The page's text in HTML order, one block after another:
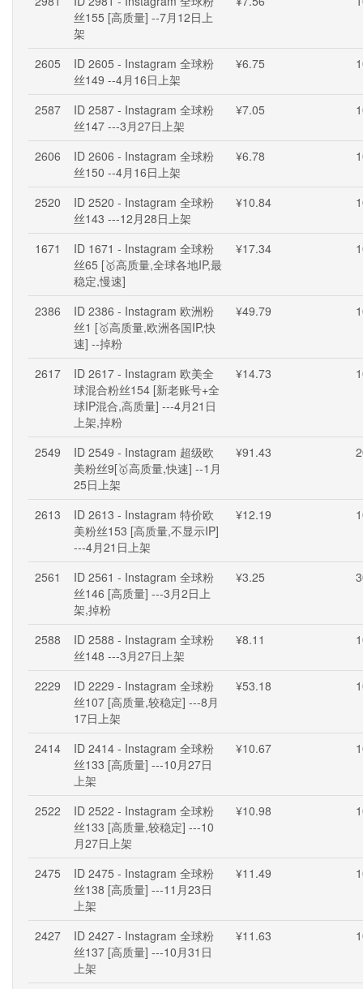
丝155 [高质量] --7月12日上
架
2605
ID 2605 - Instagram 全球粉
丝149 --4月16日上架
¥6.75
2587
ID 2587 - Instagram 全球粉
丝147 ---3月27日上架
¥7.05
2606
ID 2606 - Instagram 全球粉
丝150 --4月16日上架
¥6.78
2520
ID 2520 - Instagram 全球粉
丝143 ---12月28日上架
¥10.84
1671
ID 1671 - Instagram 全球粉
丝65 [🥇高质量,全球各地IP,最
稳定,慢速]
¥17.34
2386
ID 2386 - Instagram 欧洲粉
丝1 [🥇高质量,欧洲各国IP,快
速] --掉粉
¥49.79
2617
ID 2617 - Instagram 欧美全
球混合粉丝154 [新老账号+全
球IP混合,高质量] ---4月21日
上架,掉粉
¥14.73
2549
ID 2549 - Instagram 超级欧
美粉丝9[🥇高质量,快速] --1月
25日上架
¥91.43
2613
ID 2613 - Instagram 特价欧
美粉丝153 [高质量,不显示IP]
---4月21日上架
¥12.19
2561
ID 2561 - Instagram 全球粉
丝146 [高质量] ---3月2日上
架,掉粉
¥3.25
2588
ID 2588 - Instagram 全球粉
丝148 ---3月27日上架
¥8.11
2229
ID 2229 - Instagram 全球粉
丝107 [高质量,较稳定] ---8月
17日上架
¥53.18
2414
ID 2414 - Instagram 全球粉
丝133 [高质量] ---10月27日
上架
¥10.67
2522
ID 2522 - Instagram 全球粉
丝133 [高质量,较稳定] ---10
月27日上架
¥10.98
2475
ID 2475 - Instagram 全球粉
丝138 [高质量] ---11月23日
上架
¥11.49
2427
ID 2427 - Instagram 全球粉
丝137 [高质量] ---10月31日
上架
¥11.63